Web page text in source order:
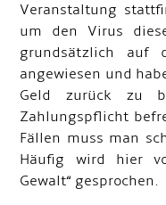
Veranstaltung
um den Virus
grundsätzlich auf
angewiesen und
Geld zurück zu
Zahlungspflicht
Fällen muss man
Häufig wird hier
Gewalt“ gesprochen.